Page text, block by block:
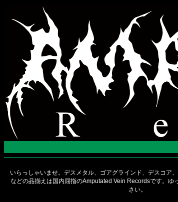
いらっしゃいませ。デスメタル、ゴアグラインド、デスコア
などの品揃えは国内屈指のAmputated Vein Recordsです。ゆ
さい。